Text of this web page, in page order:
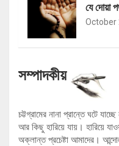
যে দোয়া
October
সম্পাদকীয়
চট্টগ্রামের নানা প্রান্তে ঘটে
আর কিছু হারিয়ে যায়। হারিয়ে
অক্লান্ত প্রচেষ্টা আমাদের।